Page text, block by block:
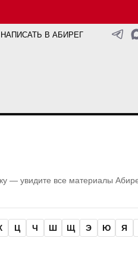
НАПИСАТЬ В АБИРЕГ
— увидите все материалы
Ц Ч Ш Щ Э Ю Я